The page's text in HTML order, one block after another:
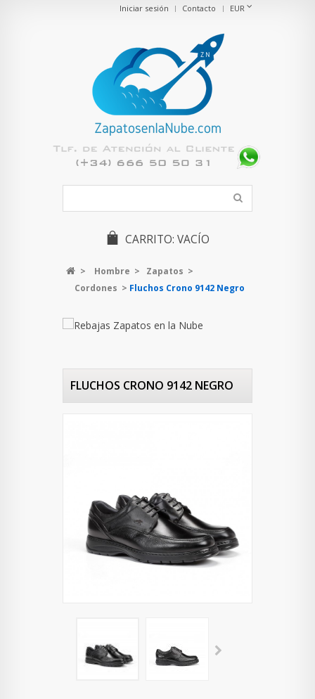
EUR
Contacto
Iniciar sesión
CARRITO: VACÍO
> Hombre > Zapatos >
Cordones > Fluchos Crono 9142 Negro
FLUCHOS CRONO 9142 NEGRO